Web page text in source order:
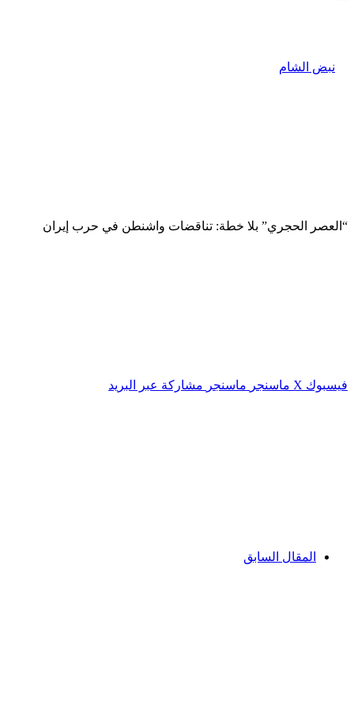
“العصر الحجري” بلا خطة: تناقضات واشنطن في حرب إيران
فيسبوك ‫X ماسنجر ماسنجر مشاركة عبر البريد
المقال السابق